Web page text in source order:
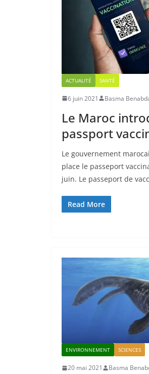
ACTUALITÉ SANTÉ
6 juin 2021 Basma
Le Maroc
passport
Le gouvernement
place le passeport
juin. Le passeport de
Read More
ENVIRONNEMENT SCIENCES
20 mai 2021 Basma